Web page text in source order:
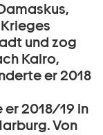
und zog
Kairo,
er 2018
2018/19 in
Von